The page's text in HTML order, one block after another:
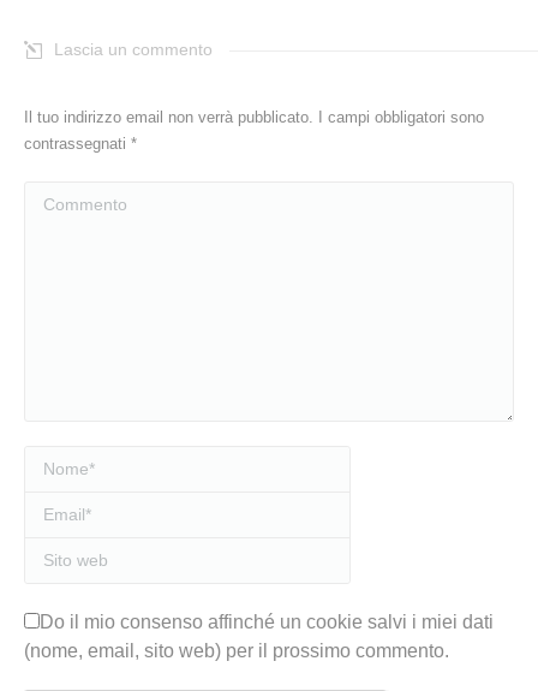
Lascia un commento
Il tuo indirizzo email non verrà pubblicato. I campi obbligatori sono
contrassegnati *
Nome *
Email *
Sito web
Do il mio consenso affinché un cookie salvi i miei dati
(nome, email, sito web) per il prossimo commento.